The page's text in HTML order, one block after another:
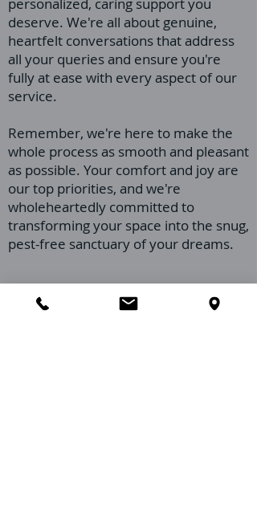
deserve. We're all about genuine,
heartfelt conversations that address
all your queries and ensure you're
fully at ease with every aspect of our
service.
Remember, we're here to make the
whole process as smooth and pleasant
as possible. Your comfort and joy are
our top priorities, and we're
wholeheartedly committed to
transforming your space into the snug,
pest-free sanctuary of your dreams.